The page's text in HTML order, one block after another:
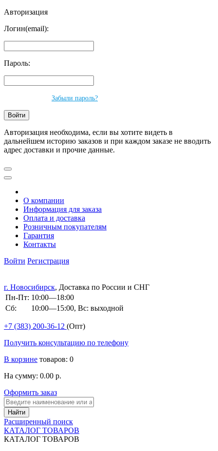
Авторизация
Логин(email):
Пароль:
Забыли пароль?
Авторизация необходима, если вы хотите видеть в
дальнейшем историю заказов и при каждом заказе не вводить
адрес доставки и прочие данные.
О компании
Информация для заказа
Оплата и доставка
Розничным покупателям
Гарантия
Контакты
Войти Регистрация
г. Новосибирск, Доставка по России и СНГ
Пн-Пт: 10:00—18:00
Сб:
10:00—15:00, Вс: выходной
+7 (383) 200-36-12 (Опт)
Получить консультацию по телефону
В корзине товаров: 0
На сумму: 0.00 р.
Оформить заказ
Расширенный поиск
КАТАЛОГ ТОВАРОВ
КАТАЛОГ ТОВАРОВ